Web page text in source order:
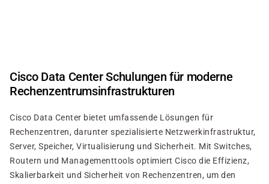
Cisco Data Center Schulungen für moderne
Rechenzentrumsinfrastrukturen
Cisco Data Center bietet umfassende Lösungen für
Rechenzentren, darunter spezialisierte Netzwerkinfrastruktur,
Server, Speicher, Virtualisierung und Sicherheit. Mit Switches,
Routern und Managementtools optimiert Cisco die Effizienz,
Skalierbarkeit und Sicherheit von Rechenzentren, um den